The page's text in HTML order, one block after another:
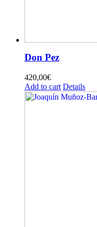
Don Pez
420,00€
Add to cart Details